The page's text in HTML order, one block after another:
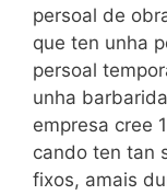
persoal de
que ten unha
persoal
unha
empresa cree
cando ten tan
fixos, amais